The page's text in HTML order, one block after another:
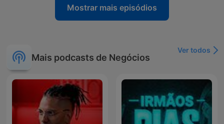
Mostrar mais episódios
Mais podcasts de Negócios
Ver todos